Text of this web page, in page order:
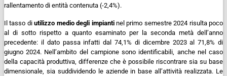
rallentamento di entità contenuta (-2,4%).
Il tasso diutilizzo medio degli impiantinel primo semestre 2024 risulta poco
al di sotto rispetto a quanto esaminato per la seconda metà dell’anno
precedente: il dato passa infatti dal 74,1% di dicembre 2023 al 71,8% di
giugno 2024. Nell’ambito del campione sono identificabili, anche nel caso
della capacità produttiva, differenze che è possibile riscontrare sia su base
dimensionale, sia suddividendo le aziende in base all’attività realizzata. Le